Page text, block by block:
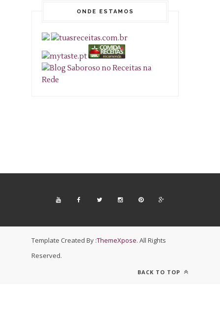
ONDE ESTAMOS
Template Created By :ThemeXpose. All Rights
Reserved.
BACK TO TOP